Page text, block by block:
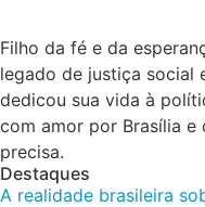
Filho da fé e da
legado de justiça social
dedicou sua vida à
com amor por Brasília e
precisa.
Destaques
A realidade brasileira